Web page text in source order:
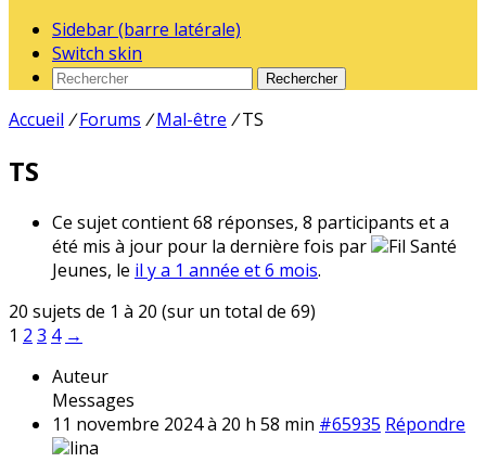
Sidebar (barre latérale)
Switch skin
Rechercher
Accueil / Forums / Mal-être / TS
TS
Ce sujet contient 68 réponses, 8 participants et a
été mis à jour pour la dernière fois par
Fil Santé
Jeunes, le il y a 1 année et 6 mois.
20 sujets de 1 à 20 (sur un total de 69)
1 2 3 4 →
Auteur
Messages
11 novembre 2024 à 20 h 58 min #65935 Répondre
lina